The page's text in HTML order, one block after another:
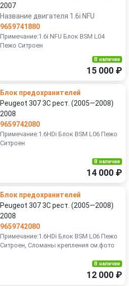
2007
Название двигателя 1.6i NFU
9659741880
Примечание:1.6i NFU Блок BSM L04
Пежо Ситроен
В наличии
15 000 ₽
Блок предохранителей
Peugeot 307 3C рест. (2005—2008)
2008
9659742080
Примечание:1.6HDi Блок BSM L06 Пежо
Ситроен
В наличии
14 000 ₽
Блок предохранителей
Peugeot 307 3C рест. (2005—2008)
2008
9659742080
Примечание:1.6HDi Блок BSM L06 Пежо
Ситроен, Сломаны крепления см.фото
В наличии
12 000 ₽